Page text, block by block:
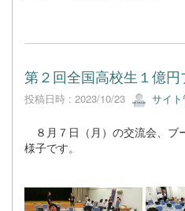
第２回全国高校生１億
投稿日時 : 2023/10/23 サイ
８月７日（月）の交流会、ブ
様子です。